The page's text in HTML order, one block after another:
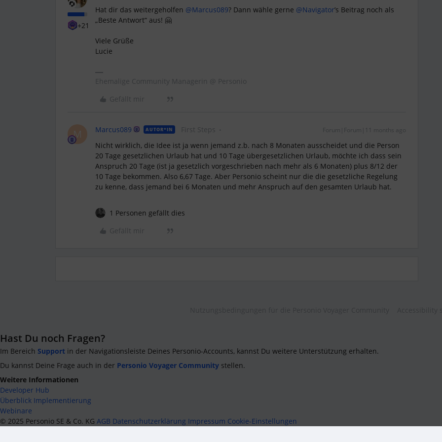
+21
Hat dir das weitergeholfen ​ @Marcus089? Dann wähle gerne ​ @Navigator’s Beitrag noch als
„Beste Antwort“ aus! 🤗
Viele Grüße
Lucie
Ehemalige Community Managerin @ Personio
Gefällt mir
M Marcus089 AUTOR*IN First Steps Forum|Forum|11 months ago
Nicht wirklich, die Idee ist ja wenn jemand z.b. nach 8 Monaten ausscheidet und die Person
20 Tage gesetzlichen Urlaub hat und 10 Tage übergesetzlichen Urlaub, möchte ich dass sein
Anspruch 20 Tage (ist ja gesetzlich vorgeschrieben nach mehr als 6 Monaten) plus 8/12 der
10 Tage bekommen. Also 6,67 Tage. Aber Personio scheint nur die die gesetzliche Regelung
zu kenne, dass jemand bei 6 Monaten und mehr Anspruch auf den gesamten Urlaub hat.
1 Personen gefällt dies
Gefällt mir
Hast Du noch Fragen?
Im Bereich Support in der Navigationsleiste Deines Personio-Accounts, kannst Du weitere Unterstützung erhalten.
Du kannst Deine Frage auch in der Personio Voyager Community stellen.
Weitere Informationen
Developer Hub
Überblick Implementierung
Webinare
© 2025 Personio SE & Co. KG AGB Datenschutzerklärung Impressum Cookie-Einstellungen